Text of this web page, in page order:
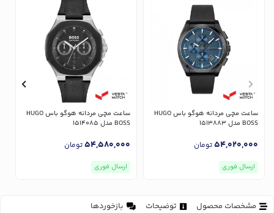
ساعت مچی مردانه هوگو باس HUGO
BOSS مدل 1513883
54,020,000تومان
ارسال فوری
ساعت مچی مردانه هوگو باس HUGO
BOSS مدل 1514085
54,580,000تومان
ارسال فوری
مشخصات محصول توضیحات بازخوردها